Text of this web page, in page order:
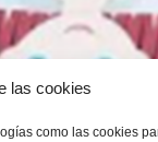
las cookies
como las cookies